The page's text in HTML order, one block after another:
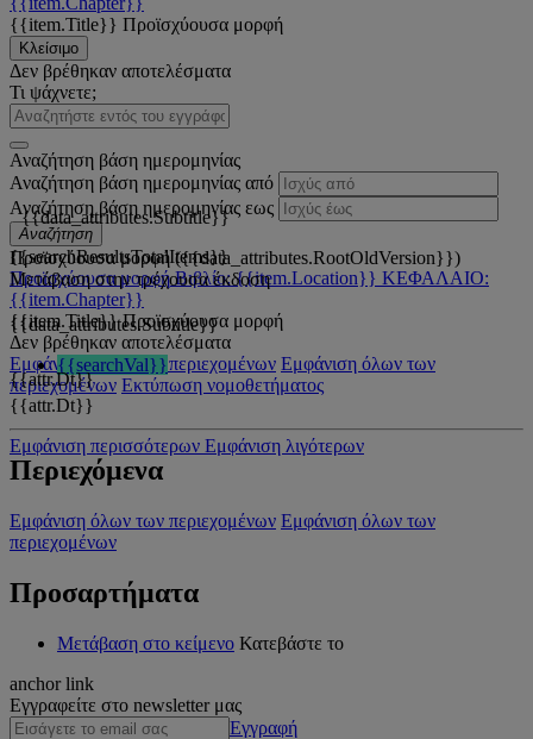
{{item.Title}} Προϊσχύουσα μορφή
Κλείσιμο
Δεν βρέθηκαν αποτελέσματα
Τι ψάχνετε;
Αναζήτηση βάση ημερομηνίας
Αναζήτηση βάση ημερομηνίας από
Αναζήτηση βάση ημερομηνίας εως
Αναζήτηση
{{searchResultsTotalItems}}
Προϊσχύουσα μορφή Βιβλίο: {{item.Location}} ΚΕΦΑΛΑΙΟ:
{{item.Chapter}}
{{item.Title}} Προϊσχύουσα μορφή
Δεν βρέθηκαν αποτελέσματα
Εμφάνιση όλων των περιεχομένων Εμφάνιση όλων των
περιεχομένων Εκτύπωση νομοθετήματος
{{data_attributes.Subtitle}}
Προϊσχύουσα μορφή ({{data_attributes.RootOldVersion}})
Μετάβαση στην τρέχουσα έκδοση
{{data_attributes.Subtitle}}
{{searchVal}}
{{attr.Dt}}
Εμφάνιση περισσότερων Εμφάνιση λιγότερων
{{attr.Dt}}
Περιεχόμενα
Εμφάνιση όλων των περιεχομένων Εμφάνιση όλων των
περιεχομένων
Προσαρτήματα
Μετάβαση στο κείμενο Κατεβάστε το
anchor link
Εγγραφείτε στο newsletter μας
Εγγραφή